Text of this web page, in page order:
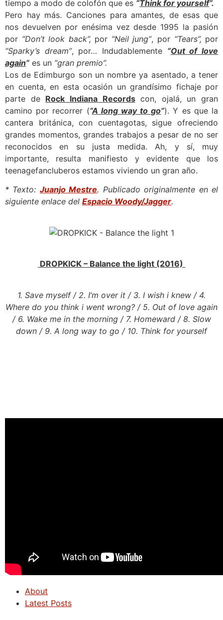
tiempo a modo de colofón que es “Think for yourself”.
Pero hay más. Canciones para amantes, de esas que
nos devuelven por enésima vez desde 1995 la pasión
por “Don’t look back”, por “Neil jung”, por “Tears”, por
“Sparky’s dream”, por… Indudablemente “Out of love
again” es un “gran premio”.
Los de Edimburgo son un nombre ya asentado, a tener
en cuenta, en esta ocasión un grandísimo fichaje por
parte de Rock Indiana Recordscon, ojalá, un gran
camino por recorrer (“A long way to go”). Y es que la
cantera británica, con cuentagotas, sigue ofreciendo
grandes momentos, grandes trabajos a pesar de no ser
reconocidos en su justa medida. Ah, y sí, muy
importante, resulta manifiesto y evidente que los
teenagefancluberos estamos viviendo un gran año.
* Texto: Juanjo Mestre. Publicado originalmente en el
siguiente enlace del Espacio Woody/Jagger.
DROPKICK – Balance the light (2016)
1. Save myself / 2. I’m over it / 3. I wish i knew / 4.
Where do you think i went wrong? / 5. Out of love again
/ 6. Wake me in the morning / 7. Homeward / 8. Slow
down / 9. A long way to go / 10. Think for yourself
About
Latest Posts